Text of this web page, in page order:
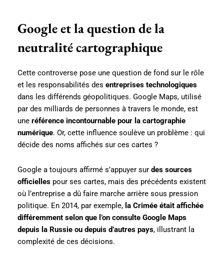
Google et la question de la
neutralité cartographique
Cette controverse pose une question de fond sur le rôle
et les responsabilités des entreprises technologiques
dans les différends géopolitiques. Google Maps, utilisé
par des milliards de personnes à travers le monde, est
une référence incontournable pour la cartographie
numérique. Or, cette influence soulève un problème : qui
décide des noms affichés sur ces cartes ?
Google a toujours affirmé s’appuyer sur des sources
officielles pour ses cartes, mais des précédents existent
où l’entreprise a dû faire marche arrière sous pression
politique. En 2014, par exemple, la Crimée était affichée
différemment selon que l’on consulte Google Maps
depuis la Russie ou depuis d’autres pays, illustrant la
complexité de ces décisions.